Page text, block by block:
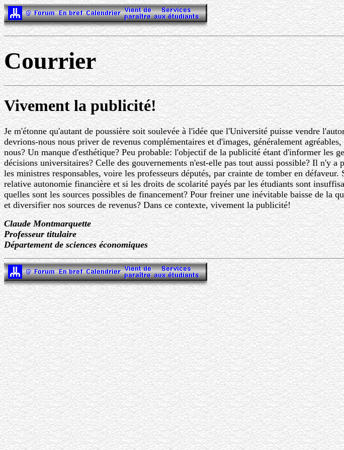
Courrier
Vivement la publicité!
Je m'étonne qu'autant de poussière soit soulevée à l'idée que l'Université puisse vendre
devrions-nous nous priver de revenus complémentaires et d'images, généralement
nous? Un manque d'esthétique? Peu probable: l'objectif de la publicité étant d'informer les
décisions universitaires? Celle des gouvernements n'est-elle pas tout aussi possible? Il n'y
les ministres responsables, voire les professeurs députés, par crainte de tomber en
relative autonomie financière et si les droits de scolarité payés par les étudiants sont
quelles sont les sources possibles de financement? Pour freiner une inévitable baisse de
et diversifier nos sources de revenus? Dans ce contexte, vivement la publicité!
Claude Montmarquette
Professeur titulaire
Département de sciences économiques